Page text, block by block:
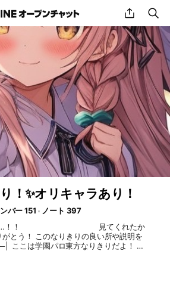
share
！✨オリキャラあり！
バー 151
ノート 397
！  ︎︎‌ ‌ ‌ ‌ ‌ ‌ ‌ ‌ ‌ ‌‌‌‌ ‌ 見てくれたか